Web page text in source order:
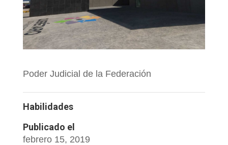
Poder Judicial de la Federación
Habilidades
Publicado el
febrero 15, 2019